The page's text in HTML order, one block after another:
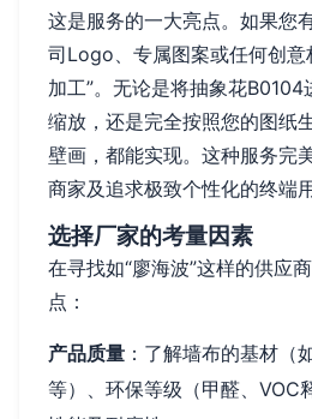
这是服务的一大亮点。如果您
司Logo、专属图案或任何创意
加工”。无论是将抽象花
缩放，还是完全按照您的图纸
壁画，都能实现。这种服务完
商家及追求极致个性化的终端
选择厂家的考量因素
在寻找如“廖海波”这样的供应
点：
产品质量 ：了解墙布的基材（
等）、环保等级（甲醛、VOC